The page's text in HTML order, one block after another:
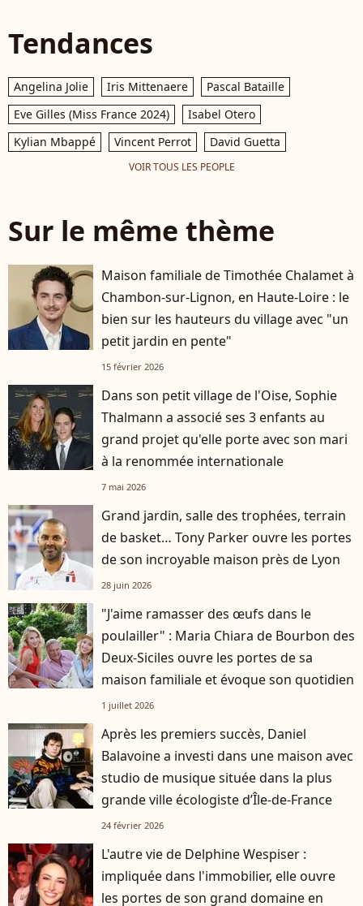
Tendances
Angelina Jolie Iris Mittenaere
Pascal Bataille
Eve Gilles (Miss France 2024)
Isabel Otero
Kylian Mbappé
Vincent Perrot David Guetta
VOIR TOUS LES PEOPLE
Sur le même thème
Maison familiale de Timothée Chalamet à
Chambon-sur-Lignon, en Haute-Loire : le
bien sur les hauteurs du village avec "un
petit jardin en pente"
15 février 2026
Dans son petit village de l'Oise, Sophie
Thalmann a associé ses 3 enfants au
grand projet qu'elle porte avec son mari
à la renommée internationale
7 mai 2026
Grand jardin, salle des trophées, terrain
de basket… Tony Parker ouvre les portes
de son incroyable maison près de Lyon
28 juin 2026
"J'aime ramasser des œufs dans le
poulailler" : Maria Chiara de Bourbon des
Deux-Siciles ouvre les portes de sa
maison familiale et évoque son quotidien
1 juillet 2026
Après les premiers succès, Daniel
Balavoine a investi dans une maison avec
studio de musique située dans la plus
grande ville écologiste d’Île-de-France
24 février 2026
L'autre vie de Delphine Wespiser :
impliquée dans l'immobilier, elle ouvre
les portes de son grand domaine en